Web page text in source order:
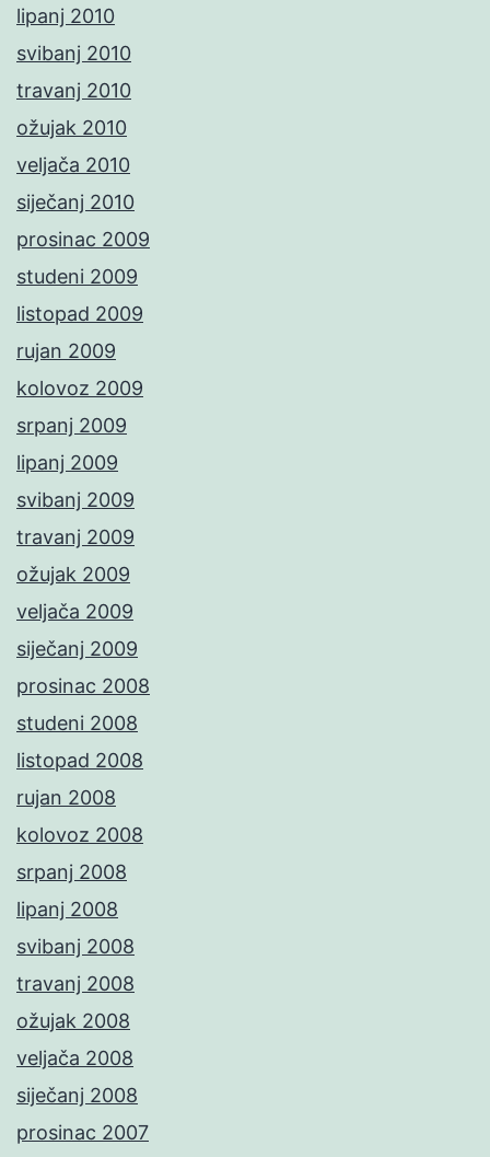
lipanj 2010
svibanj 2010
travanj 2010
ožujak 2010
veljača 2010
siječanj 2010
prosinac 2009
studeni 2009
listopad 2009
rujan 2009
kolovoz 2009
srpanj 2009
lipanj 2009
svibanj 2009
travanj 2009
ožujak 2009
veljača 2009
siječanj 2009
prosinac 2008
studeni 2008
listopad 2008
rujan 2008
kolovoz 2008
srpanj 2008
lipanj 2008
svibanj 2008
travanj 2008
ožujak 2008
veljača 2008
siječanj 2008
prosinac 2007